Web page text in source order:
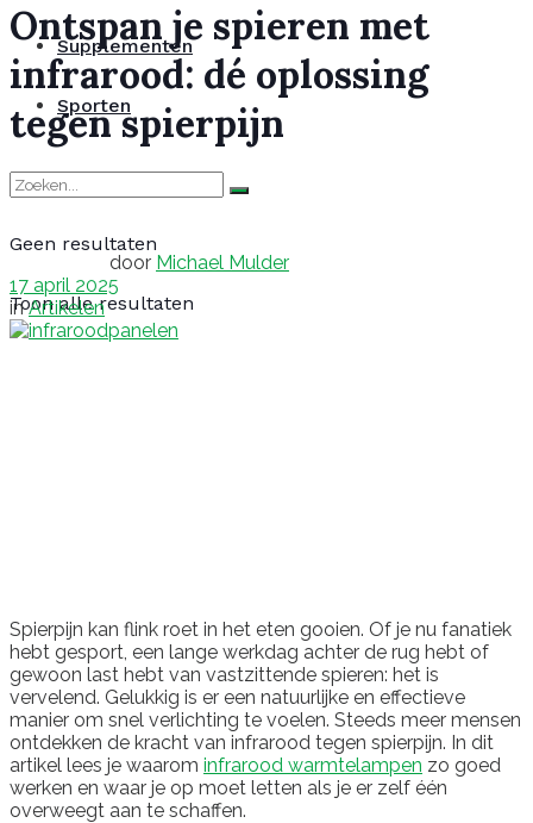
Supplementen
Sporten
Geen resultaten
Toon alle resultaten
Ontspan je spieren met
infrarood: dé oplossing
tegen spierpijn
door Michael Mulder
17 april 2025
in Artikelen
Spierpijn kan flink roet in het eten gooien. Of je nu fanatiek
hebt gesport, een lange werkdag achter de rug hebt of
gewoon last hebt van vastzittende spieren: het is
vervelend. Gelukkig is er een natuurlijke en effectieve
manier om snel verlichting te voelen. Steeds meer mensen
ontdekken de kracht van infrarood tegen spierpijn. In dit
artikel lees je waarom infrarood warmtelampen zo goed
werken en waar je op moet letten als je er zelf één
overweegt aan te schaffen.